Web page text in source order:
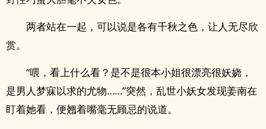
两者站在一起，可以说是各有千秋之色，让人无尽欣
赏。
“喂，看上什么看？是不是很本小姐很漂亮很妖娆，
是男人梦寐以求的尤物……”突然，乱世小妖女发现姜南在
盯着她看，便翘着嘴毫无顾忌的说道。